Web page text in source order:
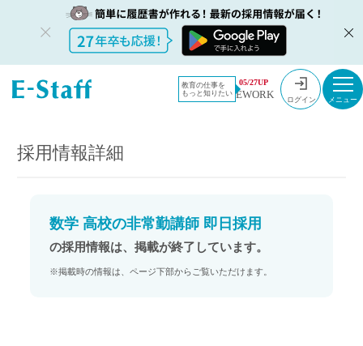
教育の仕事を
もっと知りたい
05/27UP
EWORK ログイン
教員採用情
報のイー・
採用情報
数学 高校の非常勤講師 即日採用
採用情報詳細
数学 高校の非常勤講師 即日採用
の採用情報は、掲載が終了しています。
※掲載時の情報は、ページ下部からご覧いただけます。